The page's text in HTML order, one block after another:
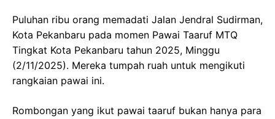
Puluhan ribu orang memadati Jalan Jendral Sudirman,
Kota Pekanbaru pada momen Pawai Taaruf MTQ
Tingkat Kota Pekanbaru tahun 2025, Minggu
(2/11/2025). Mereka tumpah ruah untuk mengikuti
rangkaian pawai ini.
Rombongan yang ikut pawai taaruf bukan hanya para